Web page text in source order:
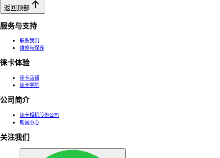
返回顶部
服务与支持
联系我们
维修与保养
徕卡体验
徕卡店铺
徕卡学院
公司简介
徕卡相机股份公司
新闻中心
关注我们